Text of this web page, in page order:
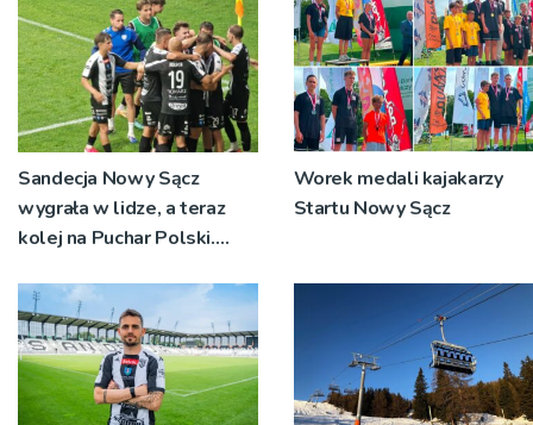
Sandecja Nowy Sącz
wygrała w lidze, a teraz
kolej na Puchar Polski.
Worek medali kajakarzy
Startu Nowy Sącz